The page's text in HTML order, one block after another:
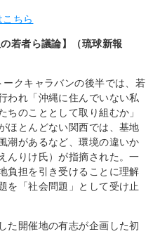
こちら
若者ら議論】（琉球新報
ークキャラバンの後半では、若
われ「沖縄に住んでいない私
ちのこととして取り組むか」
ほとんどない関西では、基地
潮があるなど、環境の違いか
んりけ氏）が指摘された。一
負担を引き受けることに理解
を「社会問題」として受け止
た開催地の有志が企画した初